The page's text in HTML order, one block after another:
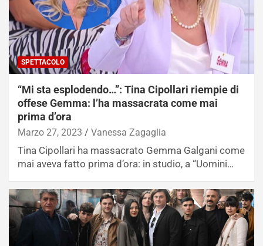
SPETTACOLO
“Mi sta esplodendo…”: Tina Cipollari riempie di
offese Gemma: l’ha massacrata come mai
prima d’ora
Marzo 27, 2023 Vanessa Zagaglia
Tina Cipollari ha massacrato Gemma Galgani come
mai aveva fatto prima d’ora: in studio, a “Uomini…